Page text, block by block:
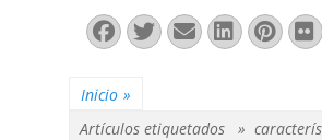
Facebook
Twitter
Correo
Inicio »
Artículos etiquetados »